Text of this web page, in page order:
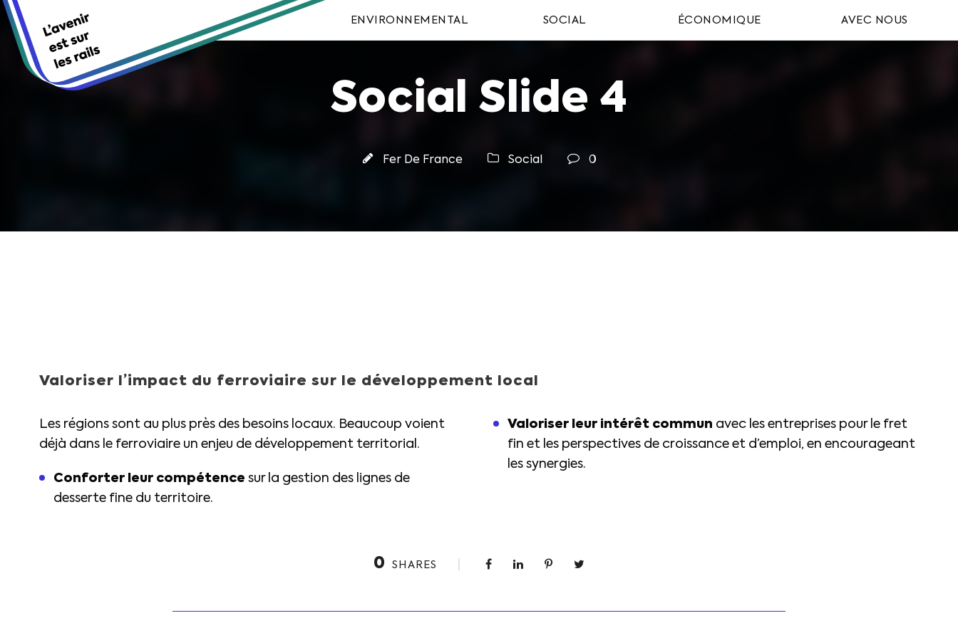
Cookies management panel
ENVIRONNEMENTAL SOCIAL ÉCONOMIQUE AVEC NOUS
Social Slide 4
Fer De France Social 0
Valoriser l’impact du ferroviaire sur le développement local
Les régions sont au plus près des besoins locaux. Beaucoup voient
déjà dans le ferroviaire un enjeu de développement territorial.
Conforter leur compétence sur la gestion des lignes de
desserte fine du territoire.
Valoriser leur intérêt commun avec les entreprises pour le fret
fin et les perspectives de croissance et d’emploi, en encourageant
les synergies.
0 SHARES